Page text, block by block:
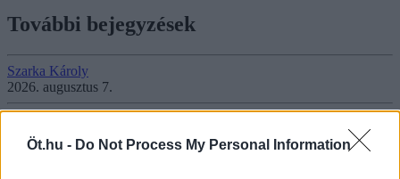
Öt.hu - Do Not Process My Personal Information
További bejegyzések
Szarka Károly
2026. augusztus 7.
Van egy rossz hírem. Sőt, igazából csak rossz híreim vannak.